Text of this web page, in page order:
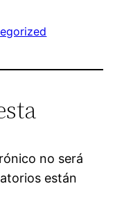
no será
están